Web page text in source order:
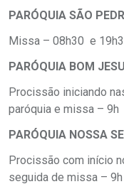
PARÓQUIA SÃO
Missa – 08h30 e
PARÓQUIA BOM
Procissão iniciando
paróquia e missa – 9h
PARÓQUIA NOSSA
Procissão com início
seguida de missa – 9h